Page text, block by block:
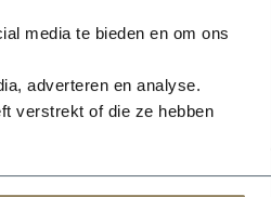
media te bieden en om ons
adverteren en analyse.
verstrekt of die ze hebben
Zie afbeelding
Maatwerk vervaardigen
neem gerust contact op met 1